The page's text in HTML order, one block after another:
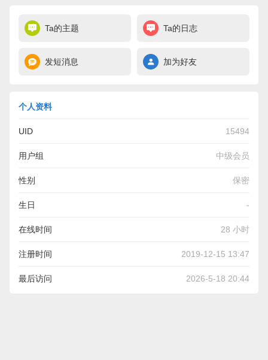
Ta的主题 Ta的日志
发短消息 加为好友
个人资料
UID 15494
用户组 中级会员
性别 保密
生日 -
在线时间 28 小时
注册时间 2019-12-15 13:47
最后访问 2026-5-18 20:44